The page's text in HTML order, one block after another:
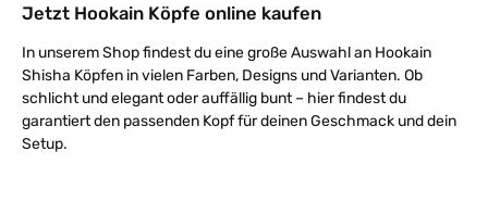
Jetzt Hookain Köpfe online kaufen
In unserem Shop findest du eine große Auswahl an Hookain
Shisha Köpfen in vielen Farben, Designs und Varianten. Ob
schlicht und elegant oder auffällig bunt – hier findest du
garantiert den passenden Kopf für deinen Geschmack und dein
Setup.